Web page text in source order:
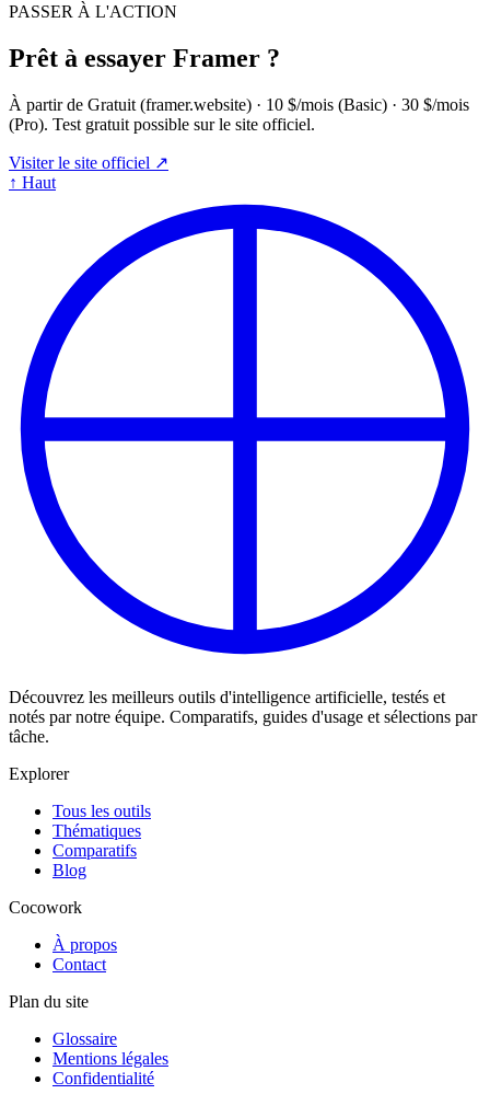
PASSER À L'ACTION
Prêt à essayer Framer ?
À partir de Gratuit (framer.website) · 10 $/mois (Basic) · 30 $/mois
(Pro). Test gratuit possible sur le site officiel.
Visiter le site officiel ↗
↑ Haut
Découvrez les meilleurs outils d'intelligence artificielle, testés et
notés par notre équipe. Comparatifs, guides d'usage et sélections par
tâche.
Explorer
Tous les outils
Thématiques
Comparatifs
Blog
Cocowork
À propos
Contact
Plan du site
Glossaire
Mentions légales
Confidentialité